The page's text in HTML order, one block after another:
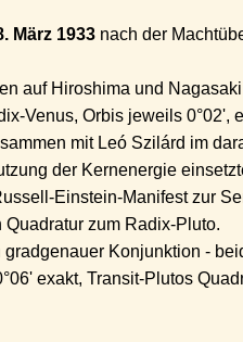
März 1933nach der
auf Hiroshima und
Venus, Orbis jeweils 0°02',
mit Leó Szilárd im
der Kernenergie
Einstein-Manifest zur
Quadratur zum Radix-Pluto.
Konjunktion -
exakt, Transit-Plutos